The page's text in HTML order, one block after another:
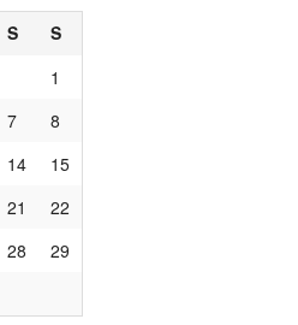
S
S
1
7
8
14
15
21
22
28
29